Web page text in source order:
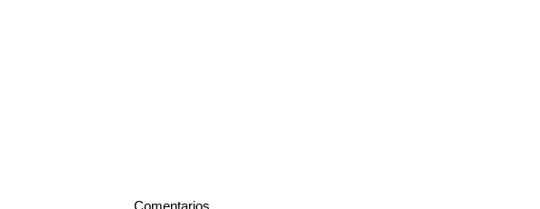
Comentarios